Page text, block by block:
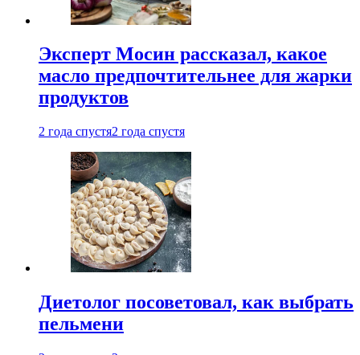
Эксперт Мосин рассказал, какое
масло предпочтительнее для жарки
продуктов
2 года спустя2 года спустя
Диетолог посоветовал, как выбрать
пельмени